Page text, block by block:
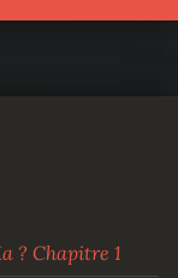
? Chapitre 1